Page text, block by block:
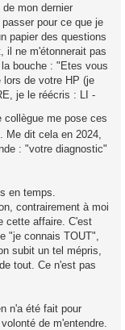
mon dernier
pour ce que je
papier des questions
il ne m'étonnerait pas
bouche : "Etes vous
lors de votre HP (je
je le réécris : LI -
collègue me pose ces
dit cela en 2024,
: "votre diagnostic"
en temps.
contrairement à moi
cette affaire. C'est
"je connais TOUT",
subit un tel mépris,
tout. Ce n'est pas
n'a été fait pour
de m'entendre.